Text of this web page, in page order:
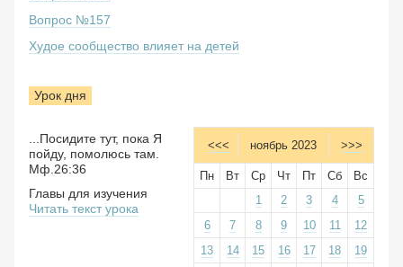
Вопрос №157
Худое сообщество влияет на детей
Урок дня
<<< ноябрь 2023 >>>
Пн Вт Ср Чт Пт Сб
Вс
1
2 3 4
5
6
7 8 9 10 11
12
13
14 15 16 17 18
19
...Посидите тут, пока Я
пойду, помолюсь там.
Мф.26:36
Главы для изучения
Читать текст урока